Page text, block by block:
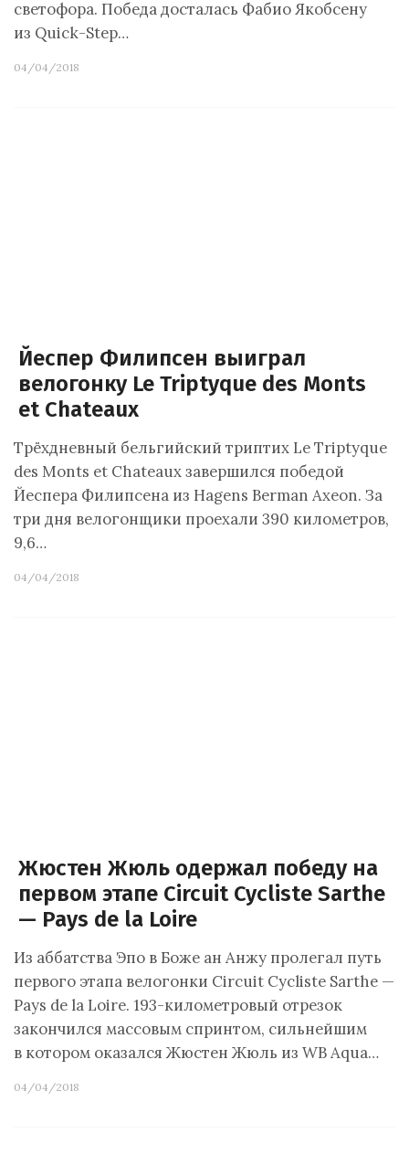
светофора. Победа досталась Фабио Якобсену
из Quick-Step…
04/04/2018
Йеспер Филипсен выиграл
велогонку Le Triptyque des Monts
et Chateaux
Трёхдневный бельгийский триптих Le Triptyque
des Monts et Chateaux завершился победой
Йеспера Филипсена из Hagens Berman Axeon. За
три дня велогонщики проехали 390 километров,
9,6…
04/04/2018
Жюстен Жюль одержал победу на
первом этапе Circuit Cycliste Sarthe
— Pays de la Loire
Из аббатства Эпо в Боже ан Анжу пролегал путь
первого этапа велогонки Circuit Cycliste Sarthe —
Pays de la Loire. 193-километровый отрезок
закончился массовым спринтом, сильнейшим
в котором оказался Жюстен Жюль из WB Aqua…
04/04/2018